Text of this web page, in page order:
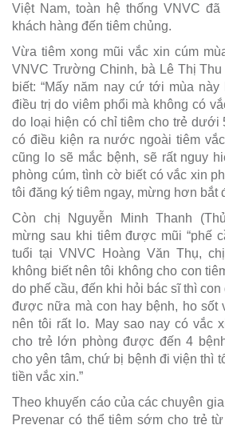
Việt Nam, toàn hệ thống VNVC
khách hàng đến tiêm chủng.
Vừa tiêm xong mũi vắc xin cúm
VNVC Trường Chinh, bà Lê Thị
biết: “Mấy năm nay cứ tới mùa
điều trị do viêm phổi mà không có
do loại hiện có chỉ tiêm cho trẻ dưới
có điều kiện ra nước ngoài tiêm
cũng lo sẽ mắc bệnh, sẽ rất nguy
phòng cúm, tình cờ biết có vắc xin
tôi đăng ký tiêm ngay, mừng hơn bắt
Còn chị Nguyễn Minh Thanh
mừng sau khi tiêm được mũi “phế
tuổi tại VNVC Hoàng Văn Thụ,
không biết nên tôi không cho con
do phế cầu, đến khi hỏi bác sĩ thì
được nữa mà con hay bệnh, ho sốt
nên tôi rất lo. May sao nay có vắc
cho trẻ lớn phòng được đến 4
cho yên tâm, chứ bị bệnh đi viện thì
tiền vắc xin.”
Theo khuyến cáo của các chuyên
Prevenar có thể tiêm sớm cho trẻ